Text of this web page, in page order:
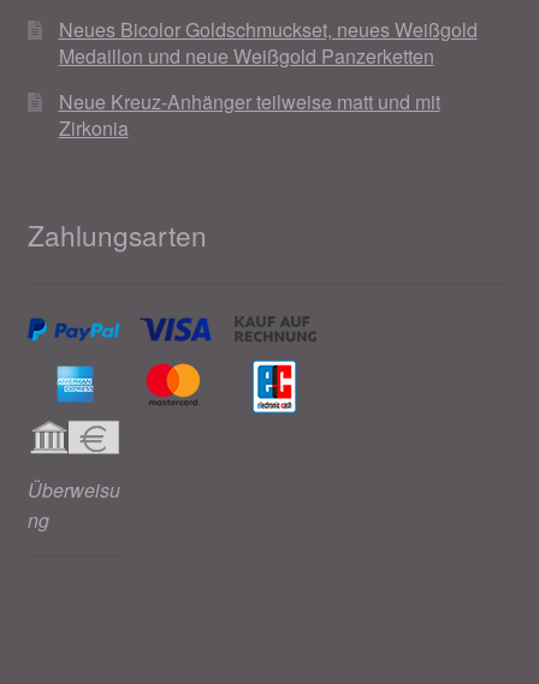
Neues Bicolor Goldschmuckset, neues Weißgold
Medaillon und neue Weißgold Panzerketten
Neue Kreuz-Anhänger teilweise matt und mit
Zirkonia
Zahlungsarten
Überweisu
ng